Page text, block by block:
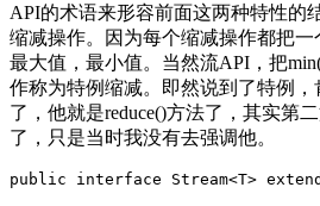
API的术语来形容前面这两种特性的
缩减操作。因为每个缩减操作都把
最大值，最小值。当然流API，把
作称为特例缩减。即然说到了特例
了，他就是reduce()方法了，其实第
了，只是当时我没有去强调他。
public interface Stream<T>